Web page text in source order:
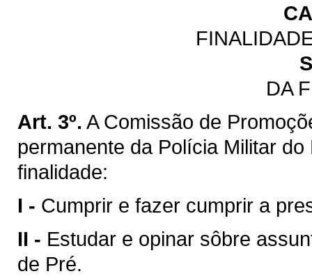
DA
Art. 3º. A Comissão de
permanente da Polícia Militar
finalidade:
I - Cumprir e fazer cumprir a
II - Estudar e opinar sôbre
de Pré.